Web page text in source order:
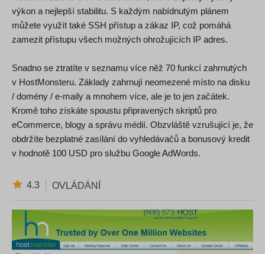
výkon a nejlepší stabilitu. S každým nabídnutým plánem
můžete využít také SSH přístup a zákaz IP, což pomáhá
zamezit přístupu všech možných ohrožujících IP adres.
Snadno se ztratíte v seznamu více něž 70 funkcí zahrnutých
v HostMonsteru. Základy zahrnují neomezené místo na disku
/ domény / e-maily a mnohem více, ale je to jen začátek.
Kromě toho získáte spoustu připravených skriptů pro
eCommerce, blogy a správu médií. Obzvláště vzrušující je, že
obdržíte bezplatné zasílání do vyhledávačů a bonusový kredit
v hodnotě 100 USD pro službu Google AdWords.
4.3 OVLÁDÁNÍ